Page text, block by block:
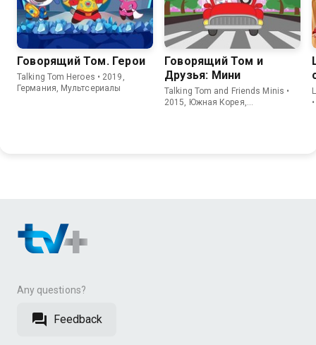
8.6 6.3
Говорящий Том. Герои
Talking Tom Heroes • 2019,
Германия, Мультсериалы
8.7 7.3
Говорящий Том и
Друзья: Мини
Talking Tom and Friends Minis •
2015, Южная Корея,
Any questions?
Feedback